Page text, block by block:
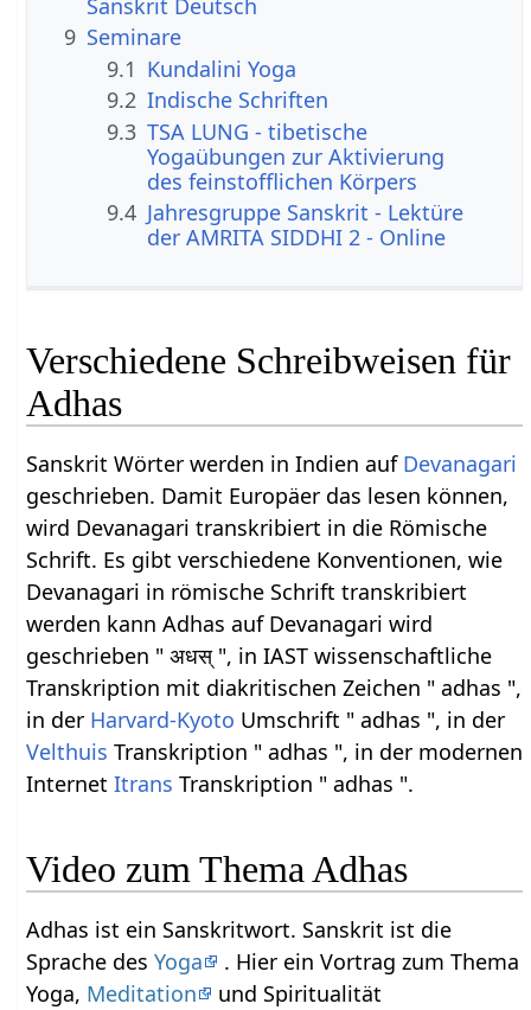
Sanskrit Deutsch
9 Seminare
9.1 Kundalini Yoga
9.2 Indische Schriften
9.3 TSA LUNG - tibetische
Yogaübungen zur Aktivierung
des feinstofflichen Körpers
9.4 Jahresgruppe Sanskrit - Lektüre
der AMRITA SIDDHI 2 - Online
Verschiedene Schreibweisen für
Adhas
Sanskrit Wörter werden in Indien auf Devanagari
geschrieben. Damit Europäer das lesen können,
wird Devanagari transkribiert in die Römische
Schrift. Es gibt verschiedene Konventionen, wie
Devanagari in römische Schrift transkribiert
werden kann Adhas auf Devanagari wird
geschrieben " अधस् ", in IAST wissenschaftliche
Transkription mit diakritischen Zeichen " adhas ",
in der Harvard-Kyoto Umschrift " adhas ", in der
Velthuis Transkription " adhas ", in der modernen
InternetItrans Transkription " adhas ".
Video zum Thema Adhas
Adhas ist ein Sanskritwort. Sanskrit ist die
Sprache desYoga
. Hier ein Vortrag zum Thema
Yoga, Meditation und Spiritualität